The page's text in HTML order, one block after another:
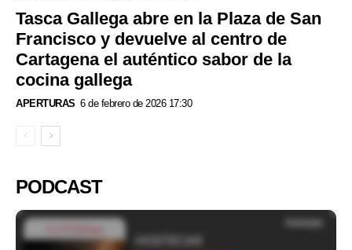
Tasca Gallega abre en la Plaza de San
Francisco y devuelve al centro de
Cartagena el auténtico sabor de la
cocina gallega
APERTURAS 6 de febrero de 2026 17:30
PODCAST